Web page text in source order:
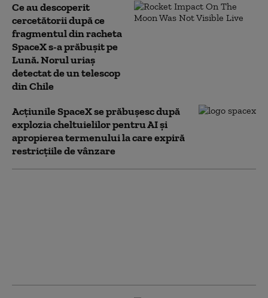
Ce au descoperit
cercetătorii după ce
fragmentul din racheta
SpaceX s-a prăbușit pe
Lună. Norul uriaș
detectat de un telescop
din Chile
Acţiunile SpaceX se prăbuşesc după
explozia cheltuielilor pentru AI şi
apropierea termenului la care expiră
restricţiile de vânzare